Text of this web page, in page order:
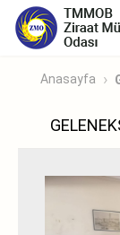
Anasayfa